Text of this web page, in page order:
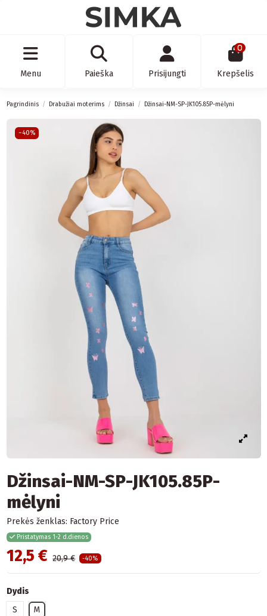
Menu Paieška Prisijungti
0
Krepšelis
Pagrindinis Drabužiai moterims Džinsai Džinsai-NM-SP-JK105.85P-mėlyni
−40%
Džinsai-NM-SP-JK105.85P-
mėlyni
Prekės ženklas: Factory Price
Pristatymas 1-2 d.dienos
12,5 € 20,9 € -40%
Dydis
S
M